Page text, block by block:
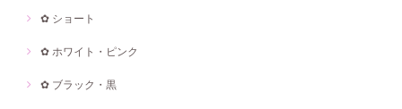
✿ ショート
✿ ホワイト・ピンク
✿ ブラック・黒